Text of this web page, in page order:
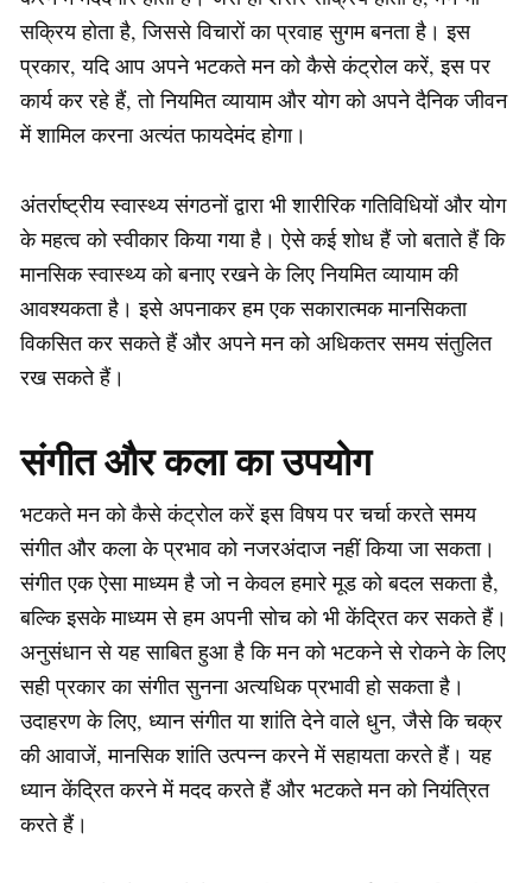
सक्रिय होता है, जिससे विचारों का प्रवाह सुगम बनता है। इस
प्रकार, यदि आप अपने भटकते मन को कैसे कंट्रोल करें, इस पर
कार्य कर रहे हैं, तो नियमित व्यायाम और योग को अपने दैनिक जीवन
में शामिल करना अत्यंत फायदेमंद होगा।
अंतर्राष्ट्रीय स्वास्थ्य संगठनों द्वारा भी शारीरिक गतिविधियों और योग
के महत्व को स्वीकार किया गया है। ऐसे कई शोध हैं जो बताते हैं कि
मानसिक स्वास्थ्य को बनाए रखने के लिए नियमित व्यायाम की
आवश्यकता है। इसे अपनाकर हम एक सकारात्मक मानसिकता
विकसित कर सकते हैं और अपने मन को अधिकतर समय संतुलित
रख सकते हैं।
संगीत और कला का उपयोग
भटकते मन को कैसे कंट्रोल करें इस विषय पर चर्चा करते समय
संगीत और कला के प्रभाव को नजरअंदाज नहीं किया जा सकता।
संगीत एक ऐसा माध्यम है जो न केवल हमारे मूड को बदल सकता है,
बल्कि इसके माध्यम से हम अपनी सोच को भी केंद्रित कर सकते हैं।
अनुसंधान से यह साबित हुआ है कि मन को भटकने से रोकने के लिए
सही प्रकार का संगीत सुनना अत्यधिक प्रभावी हो सकता है।
उदाहरण के लिए, ध्यान संगीत या शांति देने वाले धुन, जैसे कि चक्र
की आवाजें, मानसिक शांति उत्पन्न करने में सहायता करते हैं। यह
ध्यान केंद्रित करने में मदद करते हैं और भटकते मन को नियंत्रित
करते हैं।